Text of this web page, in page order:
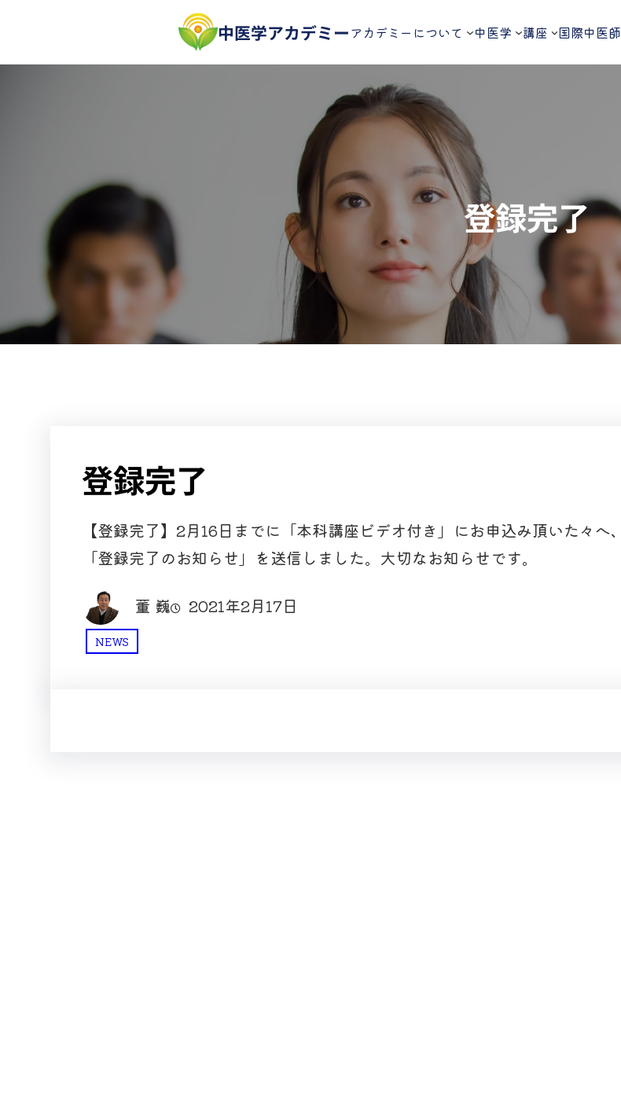
を
中医学アカデミーアカデミーについて 中医学 講座 国際中医師
登録完了
登録完了
【登録完了】2月16日までに「本科講座ビデオ付き」にお申込み頂いた々へ、
「登録完了のお知らせ」を送信しました。大切なお知らせです。
董 巍 2021年2月17日
NEWS